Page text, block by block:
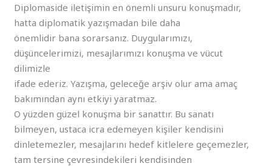
Diplomaside iletişimin en önemli unsuru konuşmadır,
hatta diplomatik yazışmadan bile daha
önemlidir bana sorarsanız. Duygularımızı,
düşüncelerimizi, mesajlarımızı konuşma ve vücut
dilimizle
ifade ederiz. Yazışma, geleceğe arşiv olur ama amaç
bakımından aynı etkiyi yaratmaz.
O yüzden güzel konuşma bir sanattır. Bu sanatı
bilmeyen, ustaca icra edemeyen kişiler kendisini
dinletemezler, mesajlarını hedef kitlelere geçemezler,
tam tersine çevresindekileri kendisinden